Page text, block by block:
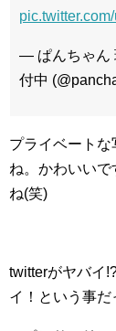
— ぱんちゃん
付中
プライベート
ね。かわいい
ね(笑)
twitterがヤバイ
イ！という事だ